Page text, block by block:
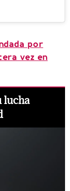
por
vez en
lucha